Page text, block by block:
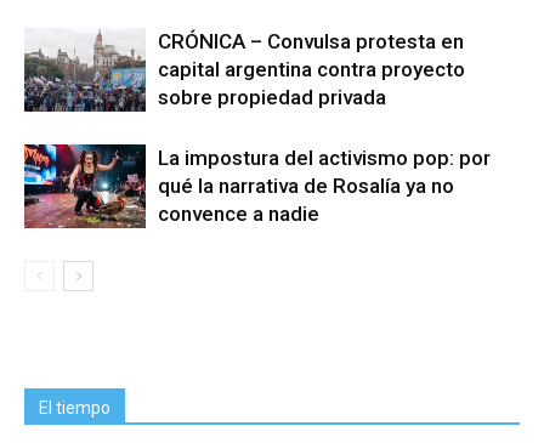
CRÓNICA – Convulsa protesta en
capital argentina contra proyecto
sobre propiedad privada
La impostura del activismo pop: por
qué la narrativa de Rosalía ya no
convence a nadie
El tiempo